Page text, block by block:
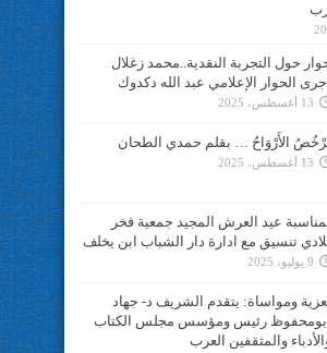
حول التجربة النقدية..محمد زغلال
اجرى الحوار الإعلامي عبد الله دكدوك
13 أغسطس، 2025
الأَرْوَاحُ … بقلم حمدي الطحان
13 أغسطس، 2025
عيد العرش المجيد جمعية فخر
تنسيق مع ادارة دار الشباب ابن يخلف
9 يوليو، 2025
ومواساة: يتقدم الشريف د- جهاد
ابومحفوظ رئيس ومؤسس مجلس الكتاب
والمثقفين العرب